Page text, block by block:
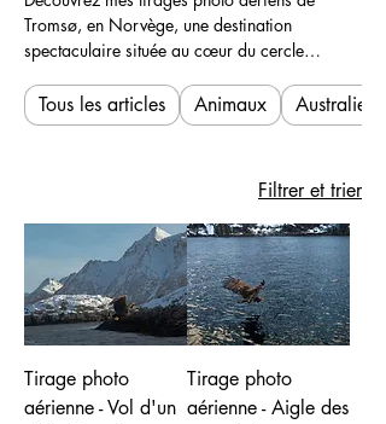
Tromsø, en Norvège, une destination
spectaculaire située au cœur du cercle
images révèlent la beauté sauvage et
préservée des paysages norvégiens. Des
imposantes, chaque photographie offre une
vue unique sur cette région isolée, notamment
les sublimes lumières polaires qui illuminent
l’horizon. Ces tirages photo aériens sont
parfaits pour les passionnés de nature, de
grands espaces et de paysages nordiques, à
la recherche de souvenirs mémorables.
Tous les articles Animaux Australie
Filtrer et trier
Tirage photo
aérienne - Vol d'un
Tirage photo
aérienne - Aigle des